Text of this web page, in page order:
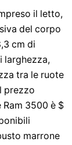
il letto,
del corpo
cm di
larghezza,
tra le ruote
prezzo
3500 è $
marrone